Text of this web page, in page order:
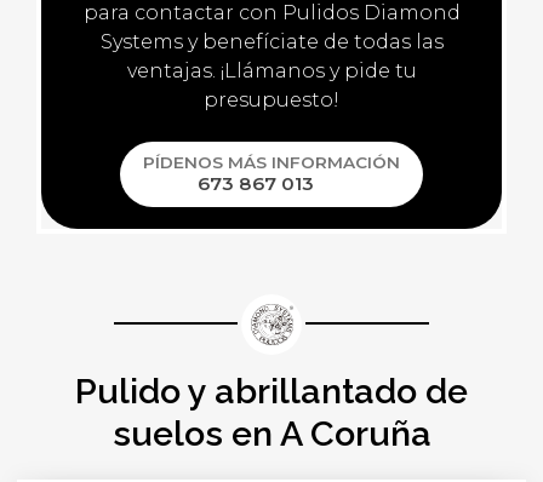
para contactar con Pulidos Diamond
Systems y benefíciate de todas las
ventajas. ¡Llámanos y pide tu
presupuesto!
PÍDENOS MÁS INFORMACIÓN
673 867 013
Pulido y abrillantado de
suelos en A Coruña